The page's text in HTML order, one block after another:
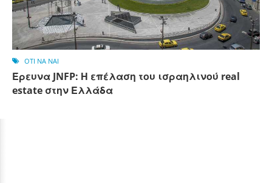
OTI NA NAI
Έρευνα JNFP: Η επέλαση του ισραηλινού real
estate στην Ελλάδα